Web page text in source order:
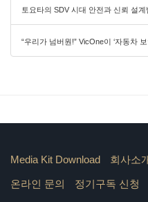
토요타의 SDV 시대 안전과 신뢰 설계
“우리가 넘버원!” VicOne이 ‘자동차
Media Kit Download 회사소
온라인 문의 정기구독 신청